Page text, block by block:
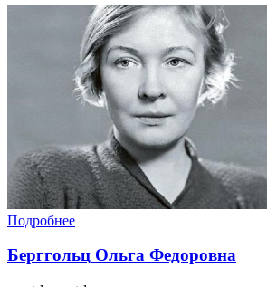
Подробнее
Берггольц Ольга Федоровна